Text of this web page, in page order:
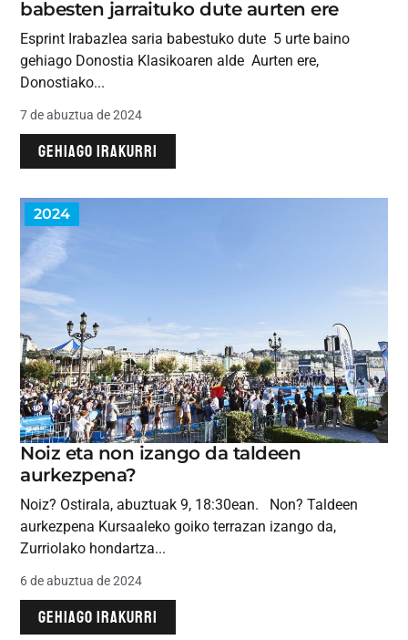
babesten jarraituko dute aurten ere
Esprint Irabazlea saria babestuko dute 5 urte baino
gehiago Donostia Klasikoaren alde Aurten ere,
Donostiako...
7 de abuztua de 2024
GEHIAGO IRAKURRI
2024
Noiz eta non izango da taldeen
aurkezpena?
Noiz? Ostirala, abuztuak 9, 18:30ean. Non? Taldeen
aurkezpena Kursaaleko goiko terrazan izango da,
Zurriolako hondartza...
6 de abuztua de 2024
GEHIAGO IRAKURRI